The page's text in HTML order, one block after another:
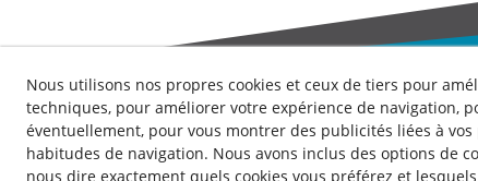
Contact Nouvelles Politique de Confidentialité
Nous utilisons nos propres cookies et ceux de tiers pour
techniques, pour améliorer votre expérience de navigation,
éventuellement, pour vous montrer des publicités liées à
habitudes de navigation. Nous avons inclus des options de
nous dire exactement quels cookies vous préférez et